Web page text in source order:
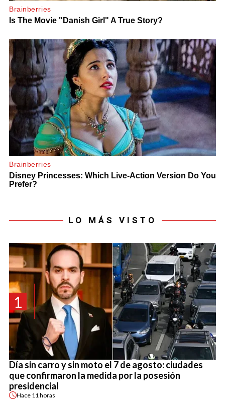
LO MÁS VISTO
1
Día sin carro y sin moto el 7 de agosto: ciudades
que confirmaron la medida por la posesión
presidencial
Hace 11 horas